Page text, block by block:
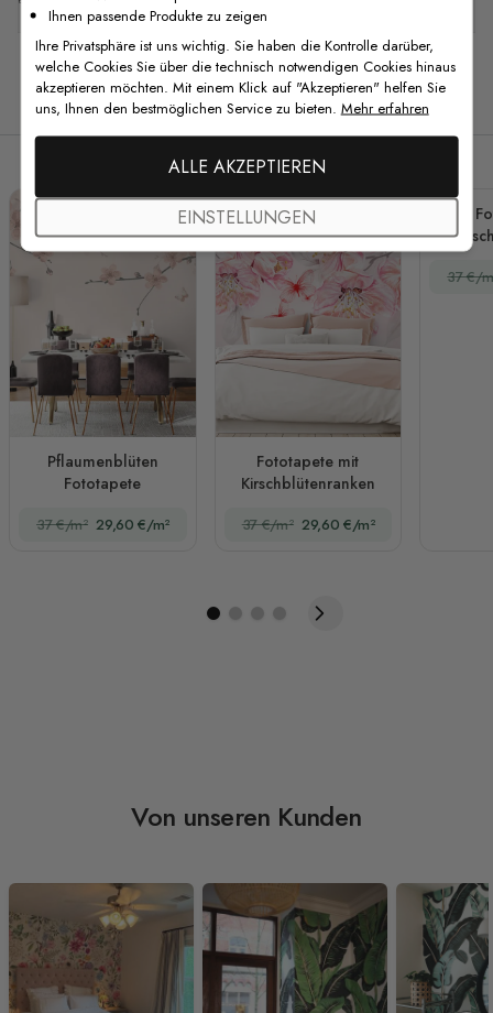
Verwandte Produkte
Pflaumenblüten
Fototapete
37 €/m² 29,60 €/m²
Fototapete mit
Kirschblütenranken
37 €/m² 29,60 €/m²
37 €/
Von unseren Kunden
Ihnen passende Produkte zu zeigen
Ihre Privatsphäre ist uns wichtig. Sie haben die Kontrolle darüber,
welche Cookies Sie über die technisch notwendigen Cookies hinaus
akzeptieren möchten. Mit einem Klick auf "Akzeptieren" helfen Sie
uns, Ihnen den bestmöglichen Service zu bieten. Mehr erfahren
ALLE AKZEPTIEREN
EINSTELLUNGEN